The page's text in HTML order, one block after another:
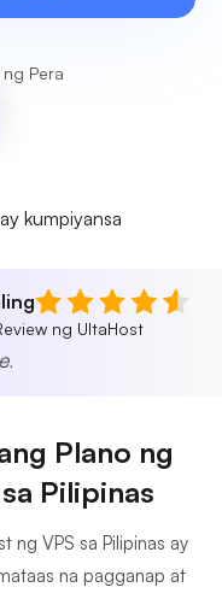
Pera
ng UltaHost
Plano ng
Pilipinas
ng VPS sa Pilipinas ay
na pagganap at